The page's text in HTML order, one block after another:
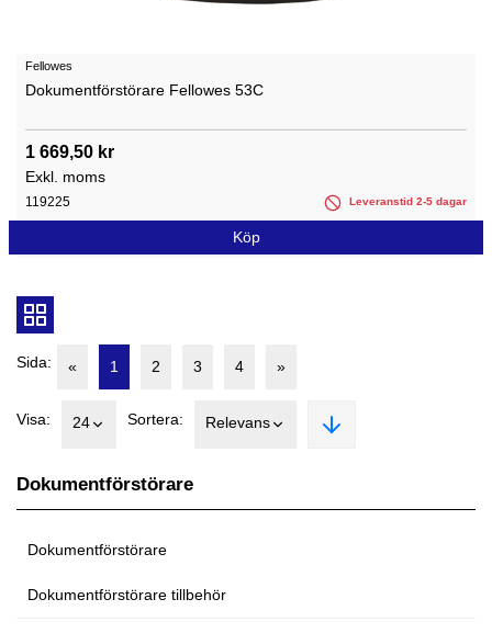
Dokumentförstörare
Dokumentförstörare
Dokumentförstörare tillbehör
Fellowes
Dokumentförstörare Fellowes 53C
1 669,50 kr
Exkl. moms
119225 Leveranstid 2-5 dagar
Köp
Sida: « 1 2 3 4 »
Visa: 24 Sortera: Relevans